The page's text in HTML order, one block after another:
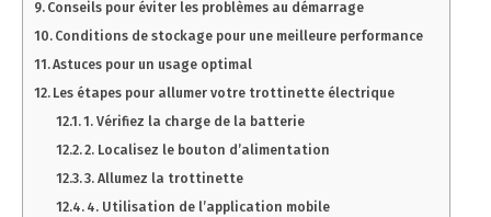
Conseils pour éviter les problèmes au démarrage
Conditions de stockage pour une meilleure performance
Astuces pour un usage optimal
Les étapes pour allumer votre trottinette électrique
1. Vérifiez la charge de la batterie
2. Localisez le bouton d’alimentation
3. Allumez la trottinette
4. Utilisation de l’application mobile